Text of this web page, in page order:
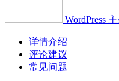
WordPress
详情介绍
评论建议
常见问题